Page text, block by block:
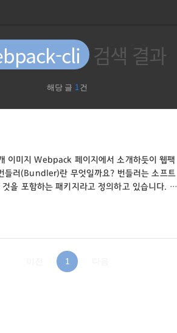
cli 검색 결과
해당 글 1건
미지 Webpack 페이지에서 소개하듯이 웹팩
러(Bundler)란 무엇일까요? 번들러는 소프트
을 포함하는 패키지라고 정의하고 있습니다. 이
은 공식 사이트 이미지에서 소개하듯이
1